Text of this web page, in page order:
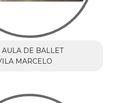
AULA DE BALLET
MARCELO